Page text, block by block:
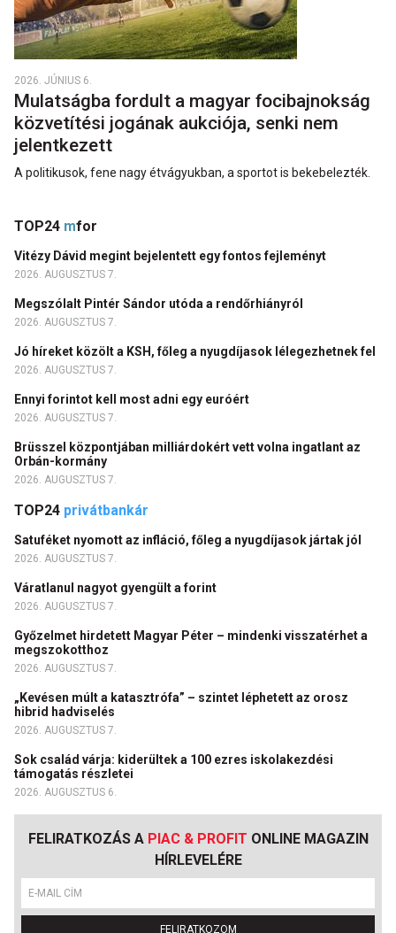
2026. JÚNIUS 6.
Mulatságba fordult a magyar focibajnokság
közvetítési jogának aukciója, senki nem
jelentkezett
A politikusok, fene nagy étvágyukban, a sportot is bekebelezték.
TOP24 mfor
Vitézy Dávid megint bejelentett egy fontos fejleményt
2026. AUGUSZTUS 7.
Megszólalt Pintér Sándor utóda a rendőrhiányról
2026. AUGUSZTUS 7.
Jó híreket közölt a KSH, főleg a nyugdíjasok lélegezhetnek fel
2026. AUGUSZTUS 7.
Ennyi forintot kell most adni egy euróért
2026. AUGUSZTUS 7.
Brüsszel központjában milliárdokért vett volna ingatlant az
Orbán-kormány
2026. AUGUSZTUS 7.
TOP24 privátbankár
Satuféket nyomott az infláció, főleg a nyugdíjasok jártak jól
2026. AUGUSZTUS 7.
Váratlanul nagyot gyengült a forint
2026. AUGUSZTUS 7.
Győzelmet hirdetett Magyar Péter – mindenki visszatérhet a
megszokotthoz
2026. AUGUSZTUS 7.
„Kevésen múlt a katasztrófa” – szintet léphetett az orosz
hibrid hadviselés
2026. AUGUSZTUS 7.
Sok család várja: kiderültek a 100 ezres iskolakezdési
támogatás részletei
2026. AUGUSZTUS 6.
FELIRATKOZÁS A PIAC & PROFIT ONLINE MAGAZIN
HÍRLEVELÉRE
FELIRATKOZOM